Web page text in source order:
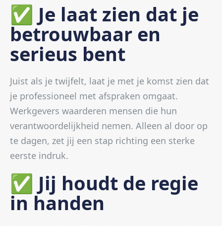
✅ Je laat zien dat je
betrouwbaar en
serieus bent
Juist als je twijfelt, laat je met je komst zien dat
je professioneel met afspraken omgaat.
Werkgevers waarderen mensen die hun
verantwoordelijkheid nemen. Alleen al door op
te dagen, zet jij een stap richting een sterke
eerste indruk.
✅ Jij houdt de regie
in handen